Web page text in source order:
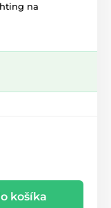
na
košíka